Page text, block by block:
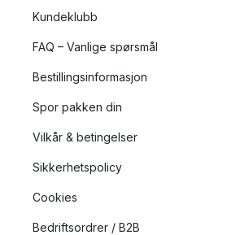
Kundeklubb
FAQ – Vanlige spørsmål
Bestillingsinformasjon
Spor pakken din
Vilkår & betingelser
Sikkerhetspolicy
Cookies
Bedriftsordrer / B2B